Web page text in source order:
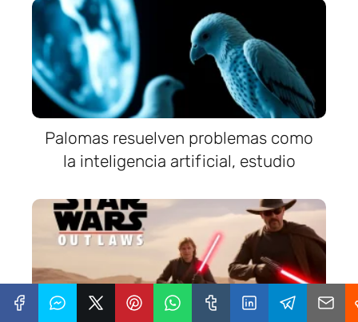
Palomas resuelven problemas como
la inteligencia artificial, estudio